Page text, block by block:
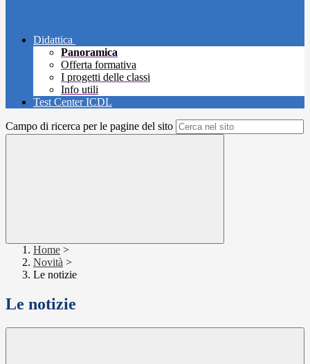
Didattica
Panoramica
Offerta formativa
I progetti delle classi
Info utili
Test Center ICDL
Campo di ricerca per le pagine del sito
Home >
Novità >
Le notizie
Le notizie